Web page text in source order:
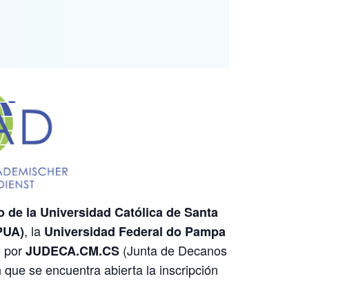
de la Universidad Católica de Santa
, la Universidad Federal do Pampa
porJUDECA.CM.CS (Junta de Decanos
se encuentra abierta la inscripción